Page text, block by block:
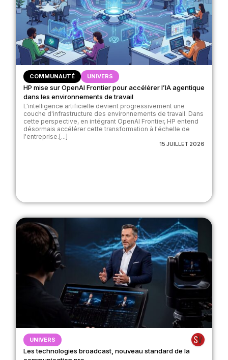
COMMUNAUTÉ UNIVERS
HP mise sur OpenAI Frontier pour accélérer l’IA agentique
dans les environnements de travail
L'intelligence artificielle devient progressivement une
couche d'infrastructure des environnements de travail. Dans
cette perspective, en intégrant OpenAI Frontier, HP entend
désormais accélérer cette transformation à l'échelle de
l'entreprise.[...]
15 JUILLET 2026
UNIVERS
Les technologies broadcast, nouveau standard de la